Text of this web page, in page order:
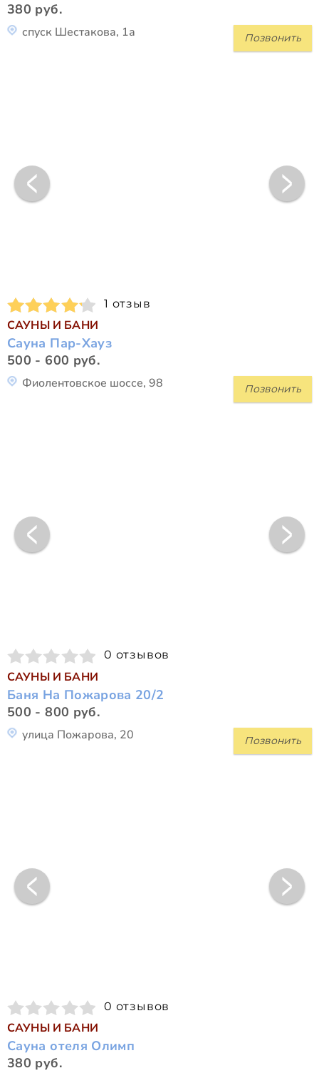
380 руб.
Позвонить
спуск Шестакова, 1а
1 отзыв
САУНЫ И БАНИ
Сауна Пар-Хауз
500 - 600 руб.
Позвонить
Фиолентовское шоссе, 98
0 отзывов
САУНЫ И БАНИ
Баня На Пожарова 20/2
500 - 800 руб.
Позвонить
улица Пожарова, 20
0 отзывов
САУНЫ И БАНИ
Сауна отеля Олимп
380 руб.